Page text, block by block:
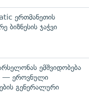
ერთმანეთის
ბიზნესის ჯაჭვი
ემშვიდობება
— ეროვნული
გენერალური